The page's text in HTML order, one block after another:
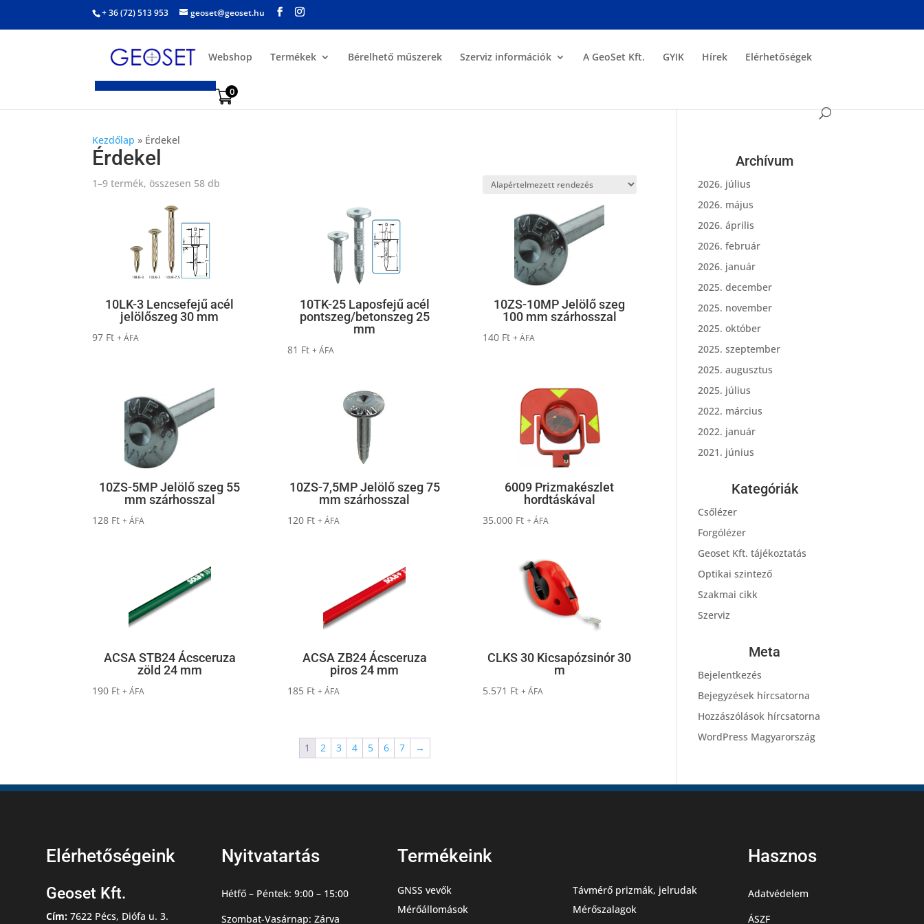
+ 36 (72) 513 953 geoset@geoset.hu
Webshop Termékek Bérelhető műszerek Szerviz információk A GeoSet Kft. GYIK Hírek Elérhetőségek
0
Kezdőlap » Érdekel
Érdekel
1–9 termék, összesen 58 db
10LK-3 Lencsefejű acél
jelölőszeg 30 mm
97 Ft + ÁFA
10TK-25 Laposfejű acél
pontszeg/betonszeg 25
mm
81 Ft + ÁFA
10ZS-10MP Jelölő szeg
100 mm szárhosszal
140 Ft + ÁFA
10ZS-5MP Jelölő szeg 55
mm szárhosszal
128 Ft + ÁFA
10ZS-7,5MP Jelölő szeg 75
mm szárhosszal
120 Ft + ÁFA
6009 Prizmakészlet
hordtáskával
35.000 Ft + ÁFA
ACSA STB24 Ácsceruza
zöld 24 mm
190 Ft + ÁFA
ACSA ZB24 Ácsceruza
piros 24 mm
185 Ft + ÁFA
CLKS 30 Kicsapózsinór 30
m
5.571 Ft + ÁFA
1 2 3 4 5 6 7 →
Archívum
2026. július
2026. május
2026. április
2026. február
2026. január
2025. december
2025. november
2025. október
2025. szeptember
2025. augusztus
2025. július
2022. március
2022. január
2021. június
Kategóriák
Csőlézer
Forgólézer
Geoset Kft. tájékoztatás
Optikai szintező
Szakmai cikk
Szerviz
Meta
Bejelentkezés
Bejegyzések hírcsatorna
Hozzászólások hírcsatorna
WordPress Magyarország
Elérhetőségeink
Geoset Kft.
Cím: 7622 Pécs, Diófa u. 3.
Nyitvatartás
Hétfő – Péntek: 9:00 – 15:00
Szombat-Vasárnap: Zárva
Termékeink
GNSS vevők
Mérőállomások
Távmérő prizmák, jelrudak
Mérőszalagok
Hasznos
Adatvédelem
ÁSZF